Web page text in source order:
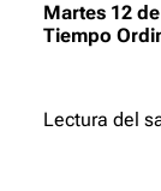
Martes 12
Tiempo
Lectura del